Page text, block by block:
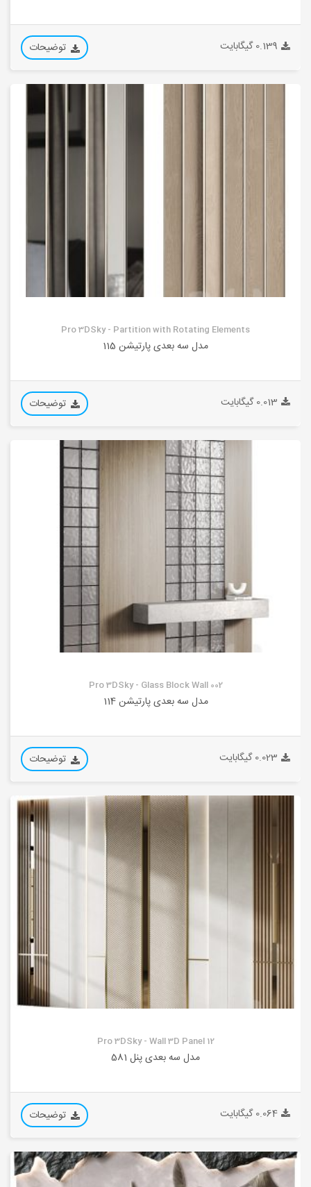
0.139 گیگابایت توضیحات
Pro 3DSky - Partition with Rotating Elements
مدل سه بعدی پارتیشن 115
0.013 گیگابایت توضیحات
Pro 3DSky - Glass Block Wall 002
مدل سه بعدی پارتیشن 114
0.023 گیگابایت توضیحات
Pro 3DSky - Wall 3D Panel 12
مدل سه بعدی پنل 581
0.064 گیگابایت توضیحات